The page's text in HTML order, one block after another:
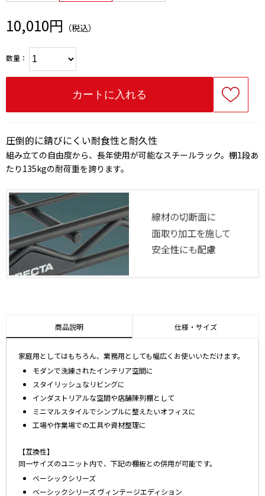
10,010円 （税込）
数量：
圧倒的に錆びにくい耐食性と耐久性
組み立ての自由度から、長年使用が可能なスチールラック。棚1段あ
たり135kgの耐荷重を誇ります。
商品説明 仕様・サイズ
家庭用としてはもちろん、業務用としても幅広くお使いいただけます。
モダンで洗練されたインテリア空間に
スタイリッシュなリビングに
インダストリアルな空間や店舗陳列棚として
ミニマルスタイルでシンプルに整えたいオフィスに
工場や作業場での工具や資材整理に
【互換性】
同一サイズのユニット内で、下記の棚板との併用が可能です。
ベーシックシリーズ
ベーシックシリーズ ヴィンテージエディション